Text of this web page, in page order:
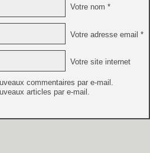
Votre nom *
Votre adresse email *
Votre site internet
commentaires par e-mail.
articles par e-mail.